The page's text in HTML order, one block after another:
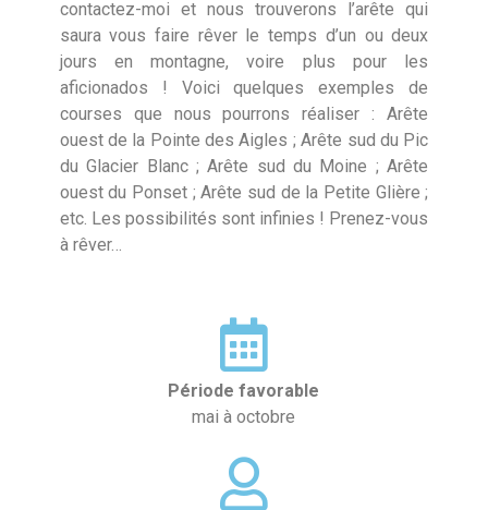
contactez-moi et nous trouverons l’arête qui
saura vous faire rêver le temps d’un ou deux
jours en montagne, voire plus pour les
aficionados ! Voici quelques exemples de
courses que nous pourrons réaliser : Arête
ouest de la Pointe des Aigles ; Arête sud du Pic
du Glacier Blanc ; Arête sud du Moine ; Arête
ouest du Ponset ; Arête sud de la Petite Glière ;
etc. Les possibilités sont infinies ! Prenez-vous
à rêver…
Période favorable
mai à octobre